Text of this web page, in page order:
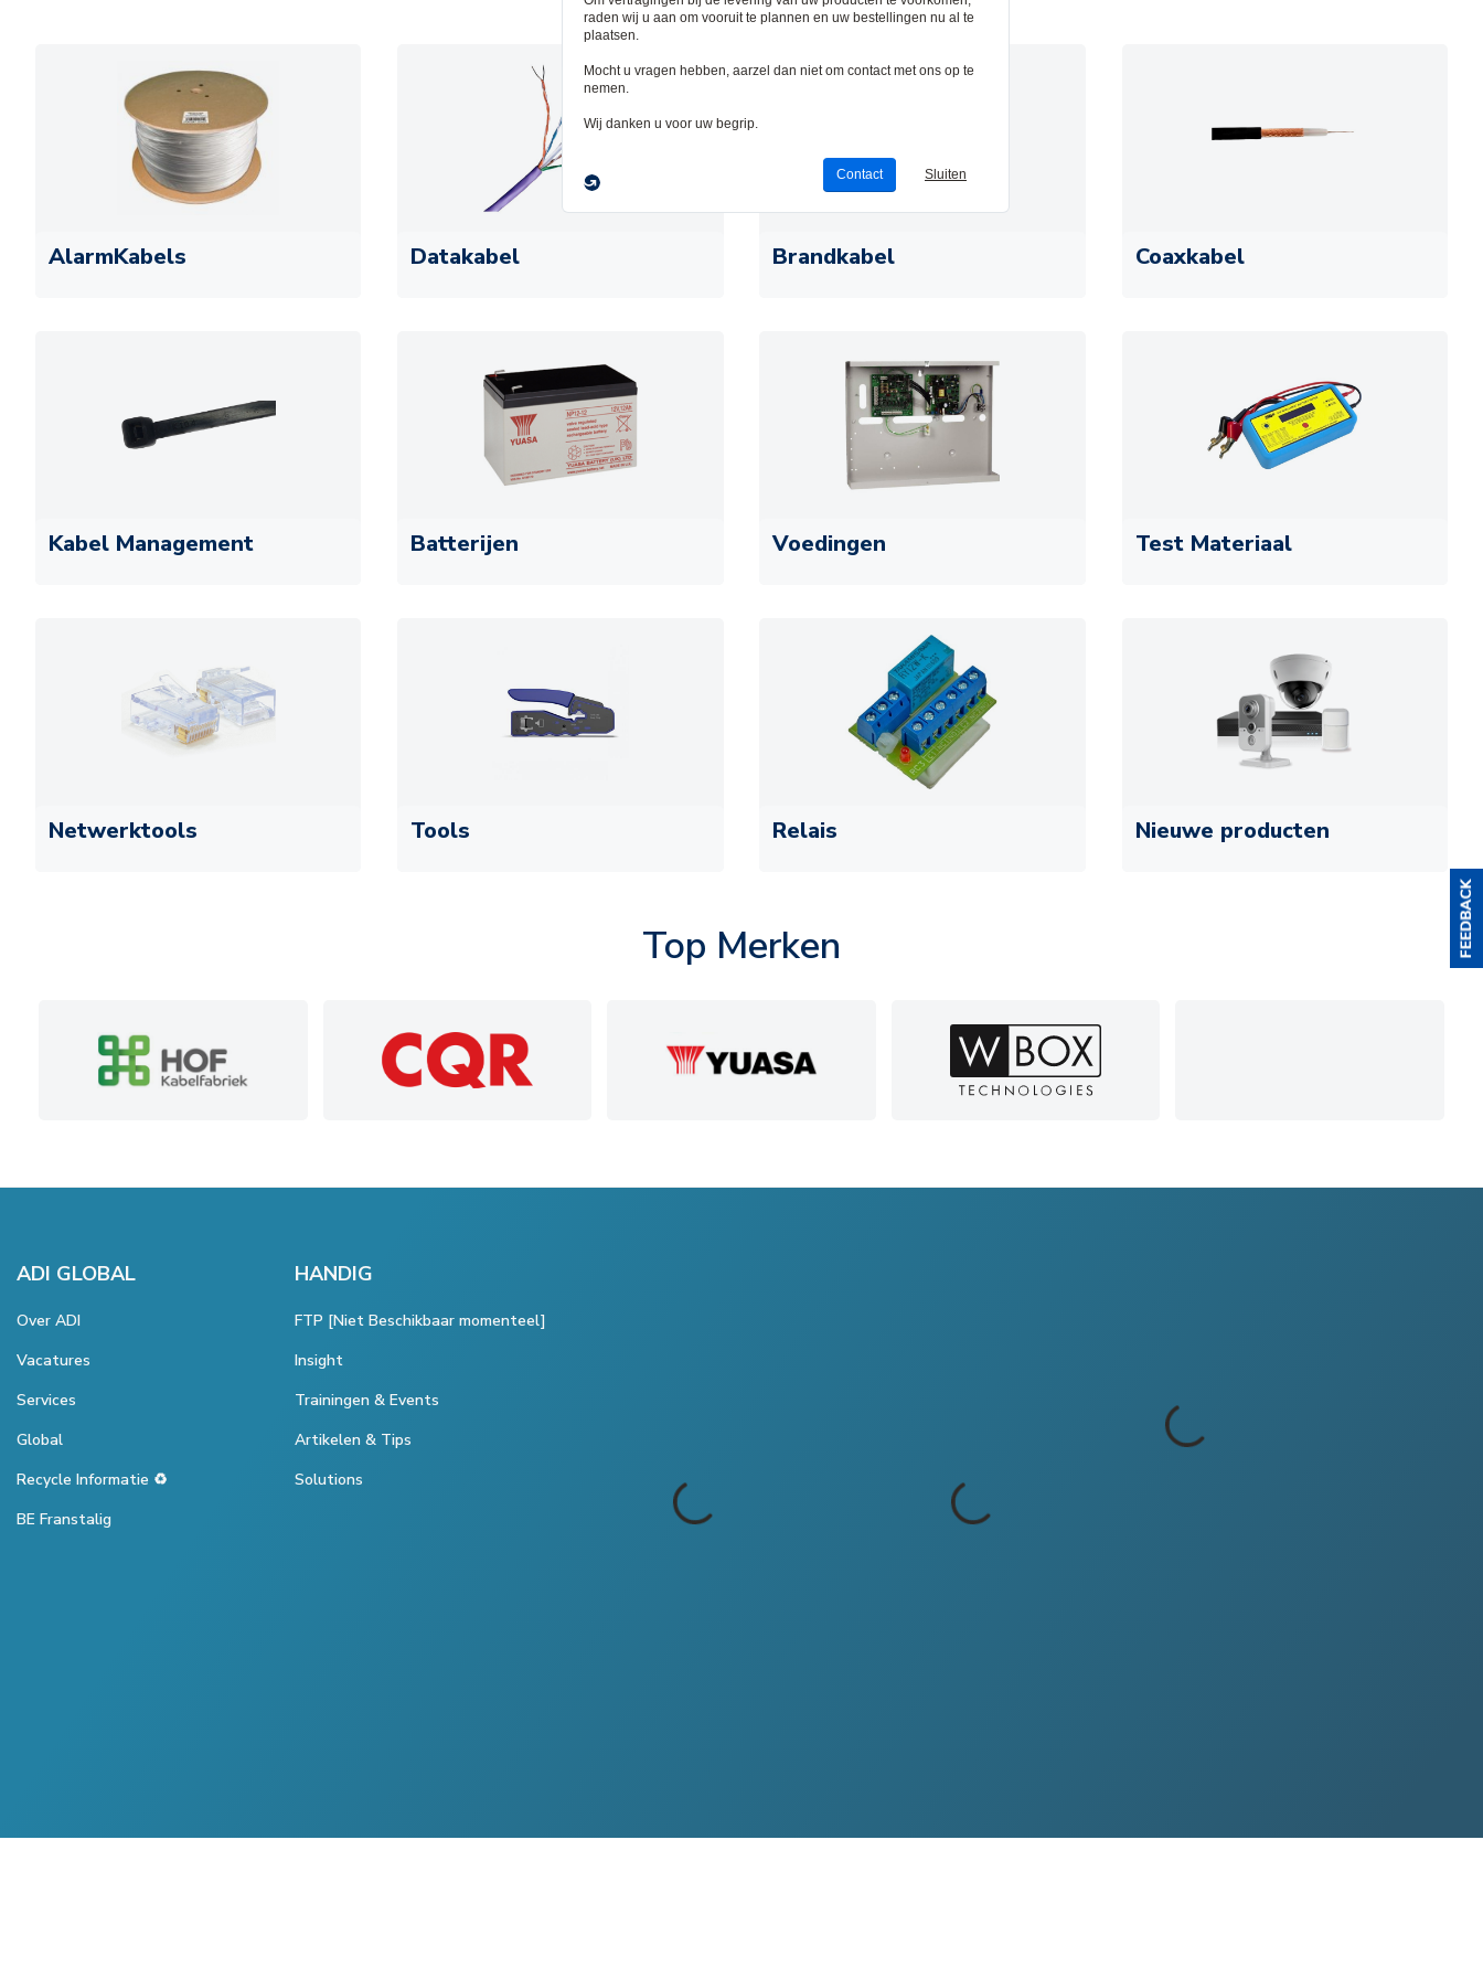
AlarmKabels Datakabel Brandkabel Coaxkabel
Kabel Management Batterijen Voedingen Test Materiaal
Netwerktools Tools Relais Nieuwe producten
Top Merken
ADI GLOBAL
Over ADI
Vacatures
Services
Global
Recycle Informatie ♻️
BE Franstalig
HANDIG
FTP [Niet Beschikbaar momenteel]
Insight
Trainingen & Events
Artikelen & Tips
Solutions